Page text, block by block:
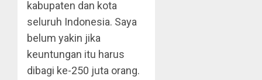
kabupaten dan kota
seluruh Indonesia. Saya
belum yakin jika
keuntungan itu harus
dibagi ke-250 juta orang.